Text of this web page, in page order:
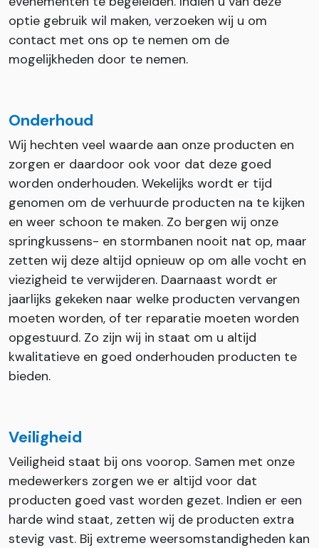
optie gebruik wil maken, verzoeken wij u om
contact met ons op te nemen om de
mogelijkheden door te nemen.
Onderhoud
Wij hechten veel waarde aan onze producten en
zorgen er daardoor ook voor dat deze goed
worden onderhouden. Wekelijks wordt er tijd
genomen om de verhuurde producten na te kijken
en weer schoon te maken. Zo bergen wij onze
springkussens- en stormbanen nooit nat op, maar
zetten wij deze altijd opnieuw op om alle vocht en
viezigheid te verwijderen. Daarnaast wordt er
jaarlijks gekeken naar welke producten vervangen
moeten worden, of ter reparatie moeten worden
opgestuurd. Zo zijn wij in staat om u altijd
kwalitatieve en goed onderhouden producten te
bieden.
Veiligheid
Veiligheid staat bij ons voorop. Samen met onze
medewerkers zorgen we er altijd voor dat
producten goed vast worden gezet. Indien er een
harde wind staat, zetten wij de producten extra
stevig vast. Bij extreme weersomstandigheden kan